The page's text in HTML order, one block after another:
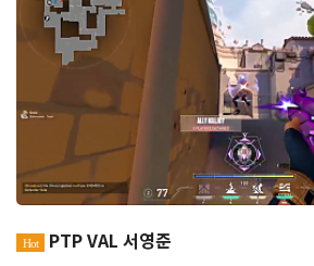
Hot PTP VAL 서영준